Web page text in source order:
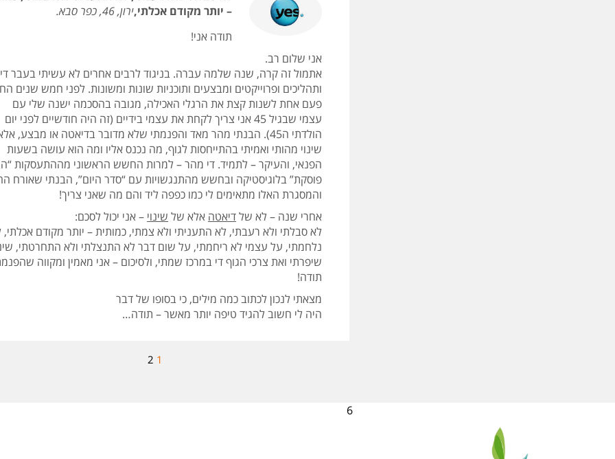
– יותר מקודם אכלתי,ירון, 46, כפר סבא.
תודה אני!
אני שלום רב.
אתמול זה קרה, שנה שלמה עברה. בניגוד לרבים אחרים לא עשיתי בעבר
ותהליכים ופרוייקטים ומבצעים ותוכניות שונות ומשונות. לפני חמש שנים
פעם אחת לשנות קצת את הרגלי האכילה, מגובה בהסכמה ישנה שלי עם
עצמי שבגיל 45 אני צריך לקחת את עצמי בידיים (זה היה חודשיים לפני יום
הולדתי ה45). הבנתי מהר מאד והפנמתי שלא מדובר בדיאטה או מבצע,
שינוי מהותי ואמיתי בהתייחסות לגוף, מה נכנס אליו ומה הוא עושה בשעות
הפנאי, והעיקר – לתמיד. די מהר – למרות החשש הראשוני מההתעסקות
פוסקת” בלוגיסטיקה ובחשש מהתנגשויות עם “סדר היום”, הבנתי שאורח
והמסגרת האלו מתאימים לי כמו כפפה ליד והם מה שאני צריך!
אחרי שנה – לא שלדיאטה אלא של שינוי – אני יכול לסכם:
לא סבלתי ולא רעבתי, לא התעניתי ולא צמתי, כמותית – יותר מקודם אכלתי,
נלחמתי, על עצמי לא ריחמתי, על שום דבר לא התנצלתי ולא התחרטתי,
שיפרתי ואת צרכי הגוף די במרכז שמתי, ולסיכום – אני מאמין ומקווה
תודה!
מצאתי לנכון לכתוב כמה מילים, כי בסופו של דבר
היה לי חשוב להגיד טיפה יותר מאשר – תודה…
1
2
6